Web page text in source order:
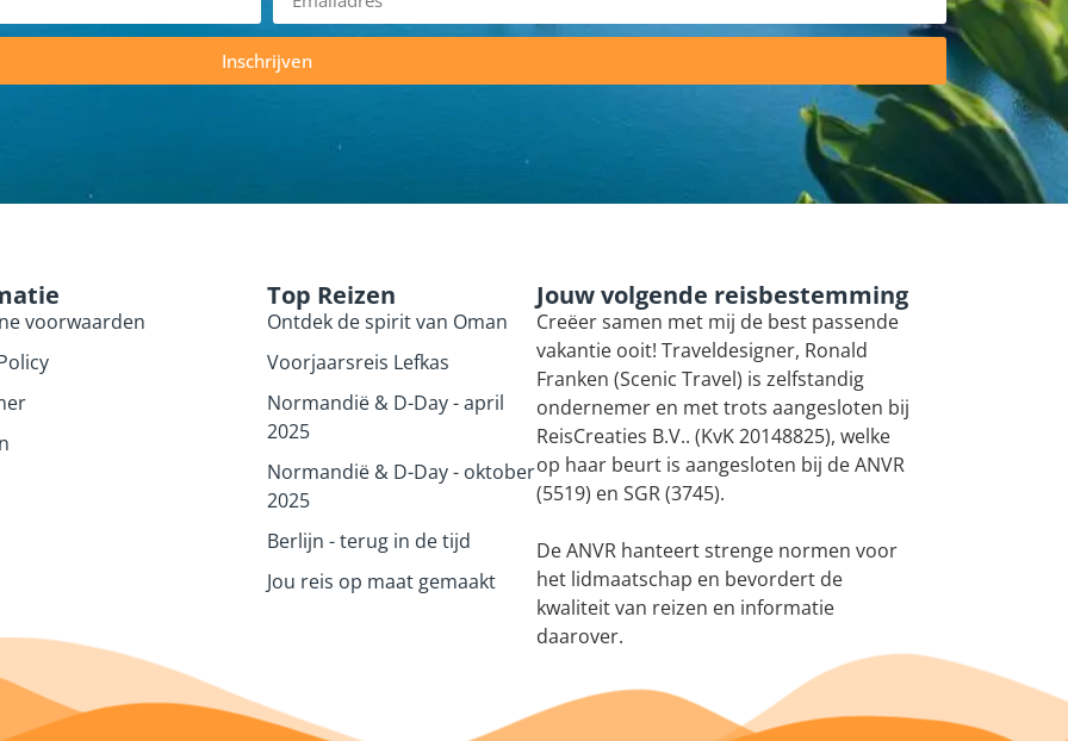
Inschrijven
voorwaarden
Top Reizen
Ontdek de spirit van Oman
Voorjaarsreis Lefkas
Normandië & D-Day - april
2025
Normandië & D-Day - oktober
2025
Berlijn - terug in de tijd
Jou reis op maat gemaakt
Jouw volgende reisbestemming
Creëer samen met mij de best passende
vakantie ooit! Traveldesigner, Ronald
Franken (Scenic Travel) is zelfstandig
ondernemer en met trots aangesloten bij
ReisCreaties B.V.. (KvK 20148825), welke
op haar beurt is aangesloten bij de ANVR
(5519) en SGR (3745).
De ANVR hanteert strenge normen voor
het lidmaatschap en bevordert de
kwaliteit van reizen en informatie
daarover.